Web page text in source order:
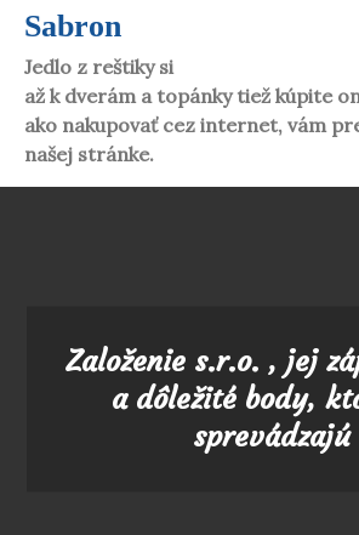
Skip
content
Sabron
Jedlo z reštiky si dáte aj doma. Víno
až k dverám a topánky tiež kúpite
ako nakupovať cez internet, vám
našej stránke.
Založenie s.r.o. , jej
a dôležité body,
sprevádzajú